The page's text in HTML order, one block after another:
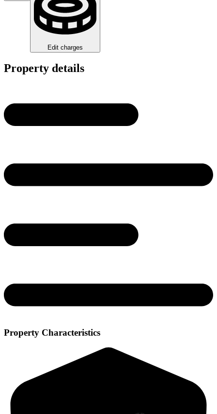
Edit charges
Property details
Property Characteristics